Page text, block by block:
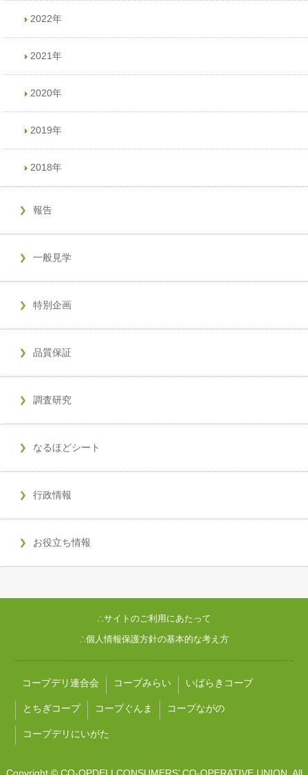
2022年
2021年
2020年
2019年
2018年
報告
一般見学
特別企画
品質保証
調査研究
なるほどシート
行政情報
お役立ち情報
∴サイトのご利用にあたって
∴個人情報保護方針の基本的な考え方
コープデリ連合会 コープみらい いばらきコープ
とちぎコープ コープぐんま コープながの
コープデリにいがた